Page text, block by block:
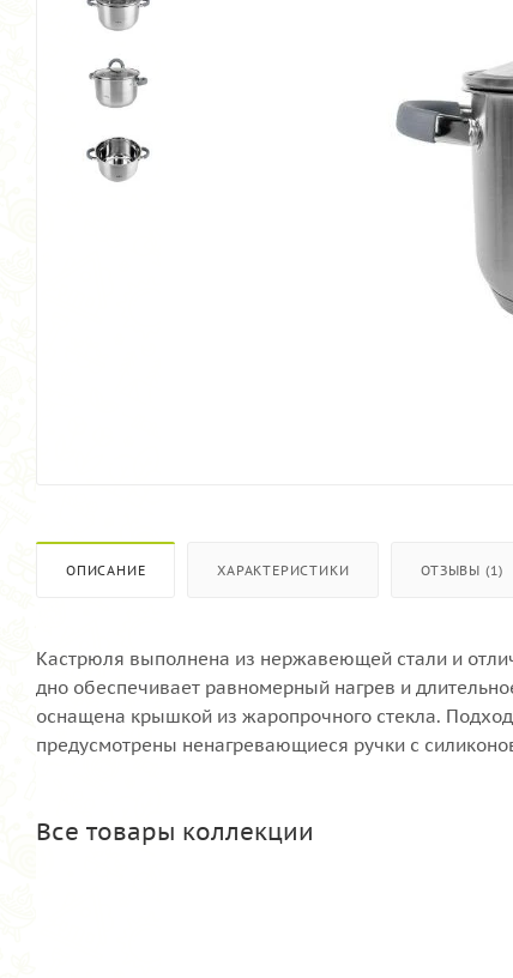
ОПИСАНИЕ ХАРАКТЕРИСТИКИ ОТЗЫВЫ (1)
Кастрюля выполнена из нержавеющей стали и
дно обеспечивает равномерный нагрев и
оснащена крышкой из жаропрочного стекла.
предусмотрены ненагревающиеся ручки с
Все товары коллекции